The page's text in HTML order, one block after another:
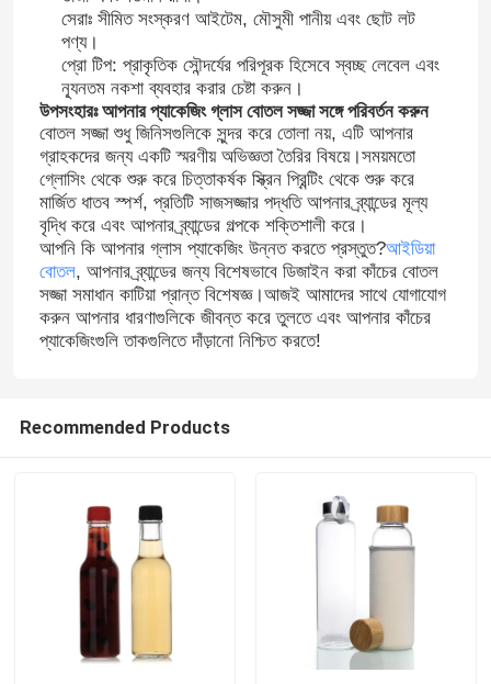
জার বোতল ক্যাপ
গৃহস্থালি গ্লাসওয়্যার
সেরাঃ সীমিত সংস্করণ আইটেম, মৌসুমী পানীয় এবং ছোট লট
পণ্য।
প্রো টিপ: প্রাকৃতিক সৌন্দর্যের পরিপূরক হিসেবে স্বচ্ছ লেবেল এবং
ন্যূনতম নকশা ব্যবহার করার চেষ্টা করুন।
উপসংহারঃ আপনার প্যাকেজিং গ্লাস বোতল সজ্জা সঙ্গে পরিবর্তন করুন
বোতল সজ্জা শুধু জিনিসগুলিকে সুন্দর করে তোলা নয়, এটি আপনার
গ্রাহকদের জন্য একটি স্মরণীয় অভিজ্ঞতা তৈরির বিষয়ে।সময়মতো
গ্লোসিং থেকে শুরু করে চিত্তাকর্ষক স্ক্রিন প্রিন্টিং থেকে শুরু করে
মার্জিত ধাতব স্পর্শ, প্রতিটি সাজসজ্জার পদ্ধতি আপনার ব্র্যান্ডের মূল্য
বৃদ্ধি করে এবং আপনার ব্র্যান্ডের গল্পকে শক্তিশালী করে।
আপনি কি আপনার গ্লাস প্যাকেজিং উন্নত করতে প্রস্তুত?আইডিয়া
বোতল, আপনার ব্র্যান্ডের জন্য বিশেষভাবে ডিজাইন করা কাঁচের বোতল
সজ্জা সমাধান কাটিয়া প্রান্ত বিশেষজ্ঞ।আজই আমাদের সাথে যোগাযোগ
করুন আপনার ধারণাগুলিকে জীবন্ত করে তুলতে এবং আপনার কাঁচের
প্যাকেজিংগুলি তাকগুলিতে দাঁড়ানো নিশ্চিত করতে!
Recommended Products